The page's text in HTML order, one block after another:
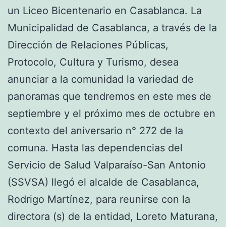
un Liceo Bicentenario en Casablanca. La
Municipalidad de Casablanca, a través de la
Dirección de Relaciones Públicas,
Protocolo, Cultura y Turismo, desea
anunciar a la comunidad la variedad de
panoramas que tendremos en este mes de
septiembre y el próximo mes de octubre en
contexto del aniversario n° 272 de la
comuna. Hasta las dependencias del
Servicio de Salud Valparaíso-San Antonio
(SSVSA) llegó el alcalde de Casablanca,
Rodrigo Martínez, para reunirse con la
directora (s) de la entidad, Loreto Maturana,